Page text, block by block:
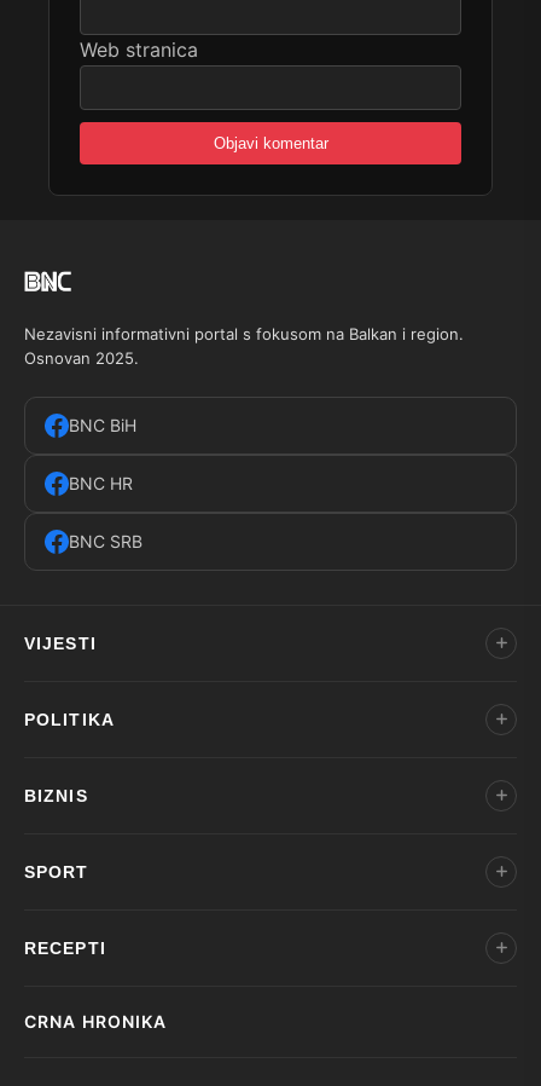
Web stranica
Nezavisni informativni portal s fokusom na Balkan i region.
Osnovan 2025.
BNC BiH
BNC HR
BNC SRB
VIJESTI
POLITIKA
BIZNIS
SPORT
RECEPTI
CRNA HRONIKA